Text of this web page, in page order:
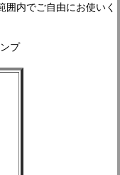
内でご自由にお使いく
プ